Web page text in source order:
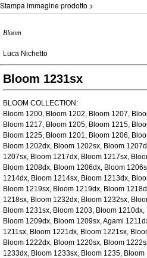
Stampa immagine prodotto >
Bloom
Luca Nichetto
Bloom 1231sx
BLOOM COLLECTION:
Bloom 1200, Bloom 1202, Bloom 1207,
Bloom 1217, Bloom 1205, Bloom 1215,
Bloom 1225, Bloom 1201, Bloom 1206,
Bloom 1202dx, Bloom 1202sx, Bloom
1207sx, Bloom 1217dx, Bloom 1217sx,
Bloom 1208dx, Bloom 1206dx, Bloom
1214dx, Bloom 1214sx, Bloom 1213dx,
Bloom 1219sx, Bloom 1219dx, Bloom
1218sx, Bloom 1232dx, Bloom 1232sx,
Bloom 1231sx, Bloom 1203, Bloom
Bloom 1209dx, Bloom 1209sx, Agami
1211sx, Bloom 1221dx, Bloom 1221sx,
Bloom 1222dx, Bloom 1220sx, Bloom
1233dx, Bloom 1233sx, Bloom 1235, Bloom